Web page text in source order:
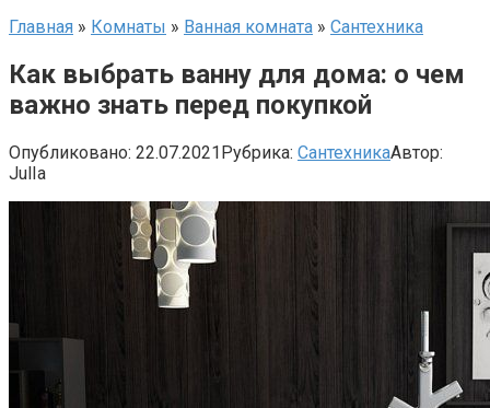
Главная » Комнаты » Ванная комната » Сантехника
Как выбрать ванну для дома: о чем
важно знать перед покупкой
Опубликовано: 22.07.2021Рубрика: СантехникаАвтор:
JulIa